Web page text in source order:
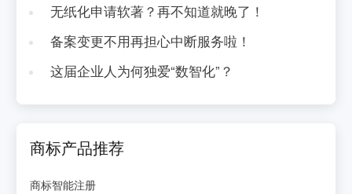
无纸化申请软著？再不知道就晚了！
备案变更不用再担心中断服务啦！
这届企业人为何独爱“数智化”？
商标产品推荐
商标智能注册